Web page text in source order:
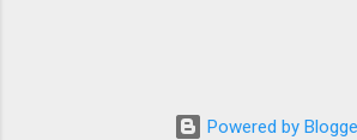
進数入力」 最も汎用性が高く、特別な
20BB7）」を把握する。 入力モードを「
況をリアルタイムで管理するための基盤
が飛躍的に向上しています。登録を済ま
ATM営業時間や利用の注意点、便利な活
です。 1-1. 店舗内ATM 平日：9:00〜
Powered by